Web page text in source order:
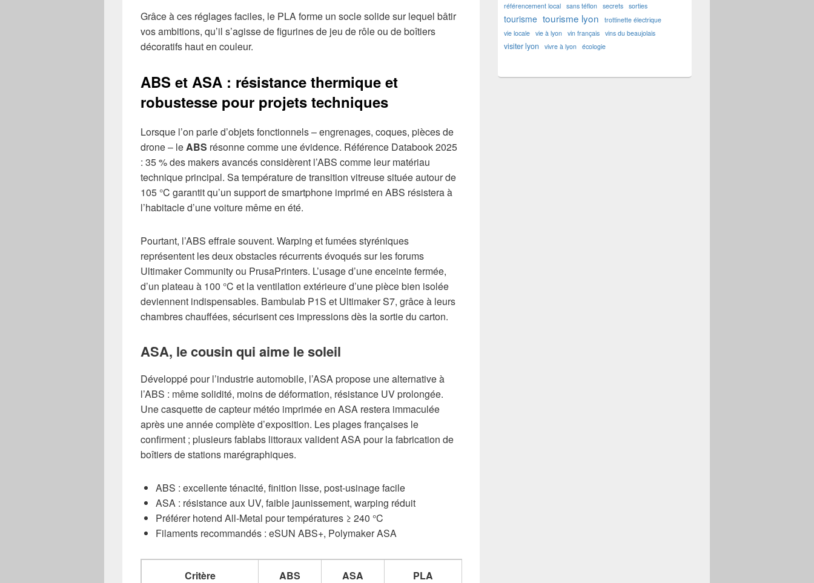
Grâce à ces réglages faciles, le PLA forme un socle solide sur lequel bâtir
vos ambitions, qu’il s’agisse de figurines de jeu de rôle ou de boîtiers
décoratifs haut en couleur.
ABS et ASA : résistance thermique et
robustesse pour projets techniques
Lorsque l’on parle d’objets fonctionnels – engrenages, coques, pièces de
drone – leABS résonne comme une évidence. Référence Databook 2025
: 35 % des makers avancés considèrent l’ABS comme leur matériau
technique principal. Sa température de transition vitreuse située autour de
105 °C garantit qu’un support de smartphone imprimé en ABS résistera à
l’habitacle d’une voiture même en été.
Pourtant, l’ABS effraie souvent. Warping et fumées styréniques
représentent les deux obstacles récurrents évoqués sur les forums
Ultimaker Community ou PrusaPrinters. L’usage d’une enceinte fermée,
d’un plateau à 100 °C et la ventilation extérieure d’une pièce bien isolée
deviennent indispensables. Bambulab P1S et Ultimaker S7, grâce à leurs
chambres chauffées, sécurisent ces impressions dès la sortie du carton.
ASA, le cousin qui aime le soleil
Développé pour l’industrie automobile, l’ASA propose une alternative à
l’ABS : même solidité, moins de déformation, résistance UV prolongée.
Une casquette de capteur météo imprimée en ASA restera immaculée
après une année complète d’exposition. Les plages françaises le
confirment ; plusieurs fablabs littoraux valident ASA pour la fabrication de
boîtiers de stations marégraphiques.
ABS : excellente ténacité, finition lisse, post-usinage facile
ASA : résistance aux UV, faible jaunissement, warping réduit
Préférer hotend All-Metal pour températures ≥ 240 °C
Filaments recommandés : eSUN ABS+, Polymaker ASA
Critère ABS ASA PLA
référencement local sans téflon secrets sorties
tourisme tourisme lyon
trottinette électrique
vie locale vie à lyon vin français vins du beaujolais
visiter lyon vivre à lyon écologie